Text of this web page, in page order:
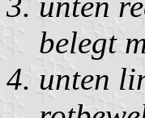
belegt
unten